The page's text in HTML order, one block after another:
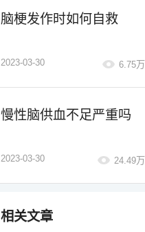
脑梗发作时如何自救
2023-03-30 6.75万
慢性脑供血不足严重吗
2023-03-30 24.49万
相关文章